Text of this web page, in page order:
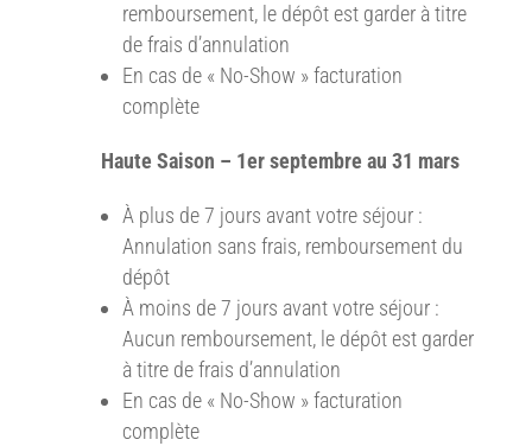
remboursement, le dépôt est garder à titre
de frais d’annulation
En cas de « No-Show » facturation
complète
Haute Saison – 1er septembre au 31 mars
À plus de 7 jours avant votre séjour :
Annulation sans frais, remboursement du
dépôt
À moins de 7 jours avant votre séjour :
Aucun remboursement, le dépôt est garder
à titre de frais d’annulation
En cas de « No-Show » facturation
complète